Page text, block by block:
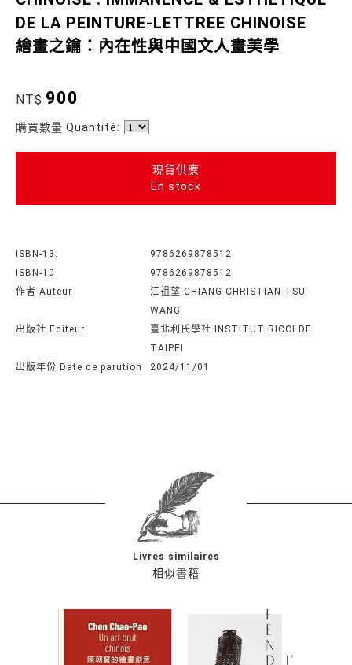
DE LA PEINTURE-LETTREE CHINOISE
繪畫之鑰：內在性與中國文人畫美學
NT$ 900
購買數量 Quantité:
現貨供應
En stock
ISBN-13:
9786269878512
ISBN-10
9786269878512
作者 Auteur
江祖望 CHIANG CHRISTIAN TSU-
WANG
出版社 Editeur
臺北利氏學社 INSTITUT RICCI DE
TAIPEI
出版年份 Date de parution
2024/11/01
相似書籍
Livres similaires